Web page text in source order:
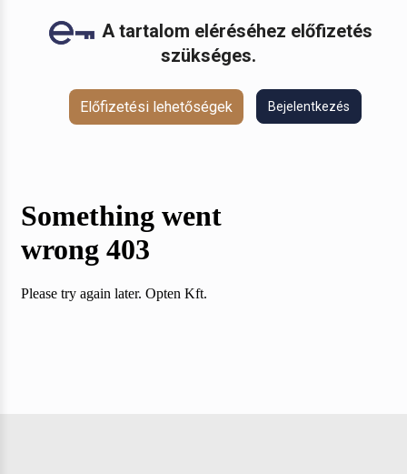
A tartalom eléréséhez előfizetés
szükséges.
Előfizetési lehetőségek Bejelentkezés